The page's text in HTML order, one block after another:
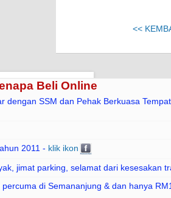
<<
Beli Online
dengan SSM dan Pehak Berkuasa
2011 - klik ikon
jimat parking, selamat dari kesesakan
di Semananjung & dan hanya